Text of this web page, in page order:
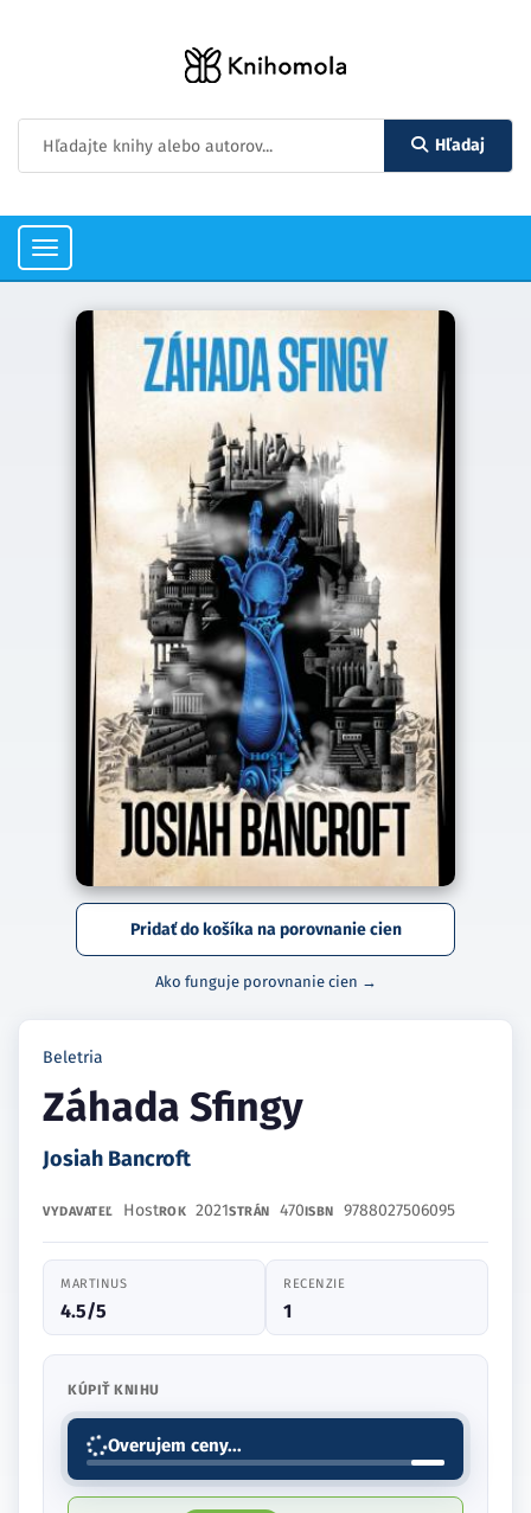
Hľadaj
Toggle
navigation
Pridať do košíka na porovnanie cien
Ako funguje porovnanie cien →
Beletria
Záhada Sfingy
Josiah Bancroft
VYDAVATEĽ HostROK 2021STRÁN 470ISBN 9788027506095
MARTINUS
4.5/5
RECENZIE
1
KÚPIŤ KNIHU
Overujem ceny...